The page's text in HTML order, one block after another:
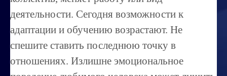
Магия денег
Ищем любовь
Позитивное мышление
деятельности. Сегодня возможности к
адаптации и обучению возрастают. Не
спешите ставить последнюю точку в
отношениях. Излишне эмоциональное